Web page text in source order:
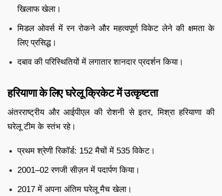
खिलाफ खेला।
मिडल ओवर्स में रन रोकने और महत्वपूर्ण विकेट लेने की क्षमता के
लिए प्रसिद्ध।
दबाव की परिस्थितियों में लगातार शानदार प्रदर्शन किया।
हरियाणा के लिए घरेलू क्रिकेट में उत्कृष्टता
अंतरराष्ट्रीय और आईपीएल की रोशनी से इतर, मिश्रा हरियाणा की
घरेलू टीम के स्तंभ रहे।
प्रथम श्रेणी रिकॉर्ड: 152 मैचों में 535 विकेट।
2001–02 रणजी सीज़न में पदार्पण किया।
2017 में अपना अंतिम घरेलू मैच खेला।